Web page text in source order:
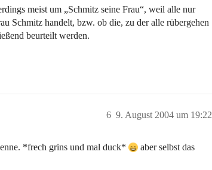
meist um „Schmitz seine Frau“, weil alle nur
Schmitz handelt, bzw. ob die, zu der alle rübergehen
beurteilt werden.
9. August 2004 um 19:22
6
*frech grins und mal duck*
aber selbst das